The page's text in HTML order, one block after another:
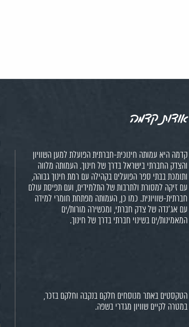
אודות קדמה
קדמה היא עמותה חינוכית-חברתית הפועלת למען השוויון
והצדק החברתי בישראל בדרך של חינוך. העמותה מלווה
ותומכת בבתי ספר הפועלים בקהילה עם רמת חינוך גבוהה,
עם זיקה למסורת ולתרבות של התלמידים, ועם תפיסת עולם
חברתית-שוויונית. כמו כן, העמותה מפתחת חומרי למידה
עם אג'נדה של צדק חברתי, ומכשירה מורות/ים
המאמינות/ים בשינוי חברתי בדרך של חינוך.
הטקסטים באתר מנוסחים חלקם בנקבה וחלקם בזכר,
במטרה לקיים שוויון מגדרי בשפה.